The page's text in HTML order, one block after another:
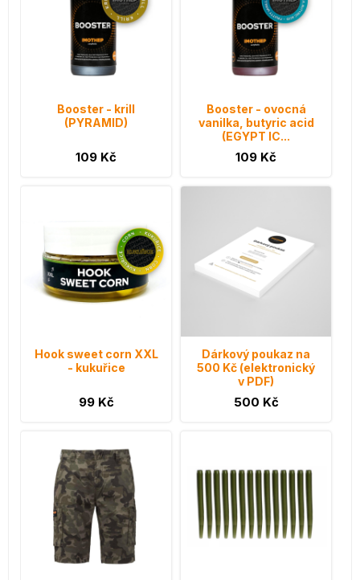
Booster - krill
(PYRAMID)
109 Kč
Booster - ovocná
vanilka, butyric acid
(EGYPT IC...
109 Kč
Hook sweet corn XXL
- kukuřice
99 Kč
Dárkový poukaz na
500 Kč (elektronický
v PDF)
500 Kč